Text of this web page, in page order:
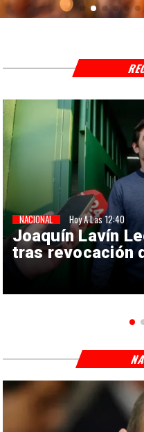
Joaquín Lavín
tras revocación
NACIONAL Hoy A Las 12:40